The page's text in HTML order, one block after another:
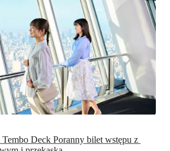
Deck Poranny bilet wstępu z